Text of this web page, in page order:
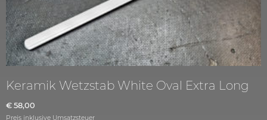
Keramik Wetzstab White Oval Extra Long
€ 58,00
Preis inklusive Umsatzsteuer